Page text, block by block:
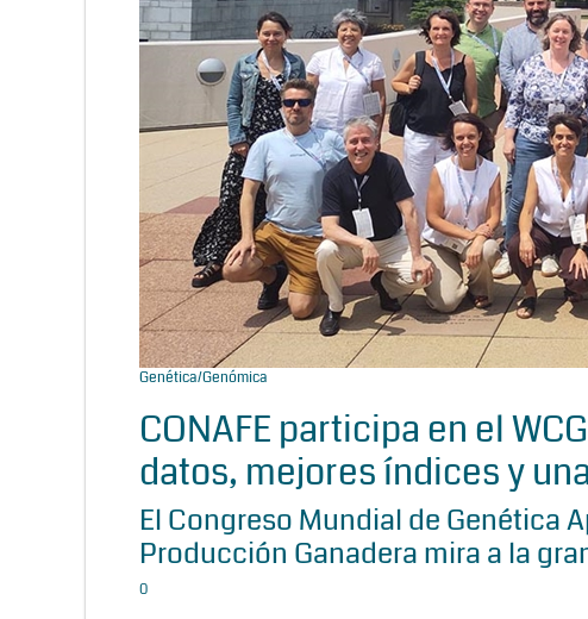
Genética/Genómica
CONAFE participa en el
datos, mejores índices y
El Congreso Mundial de Genética
Producción Ganadera mira a la
0